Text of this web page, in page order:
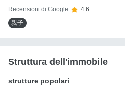
Recensioni di Google
4.6
親子
Struttura dell'immobile
strutture popolari